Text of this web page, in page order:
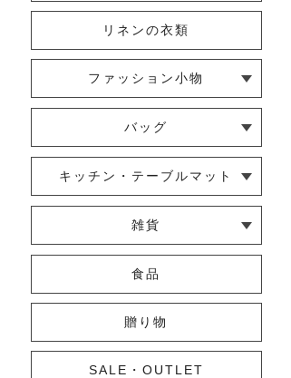
リネンの衣類
ファッション小物
└ ショール・ストール
└ 靴下・アームカバー
バッグ
└ ポシェット・ショルダーバッグ
└ トートバッグ
└ 巾着バッグ
キッチン・テーブルマット
└ 蚊帳のふきん
└ かっぽう着・エプロン
└ その他キッチン小物
└ ランチョンマット・プレースマ
ット
└ テーブルランナー・テーブルセ
ンター
雑貨
└ タオル・ハンカチ
食品
贈り物
SALE・OUTLET